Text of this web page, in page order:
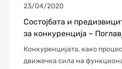
23/04/2020
Состојбата и
за конкуренција –
Конкуренцијата, како
движечка сила на